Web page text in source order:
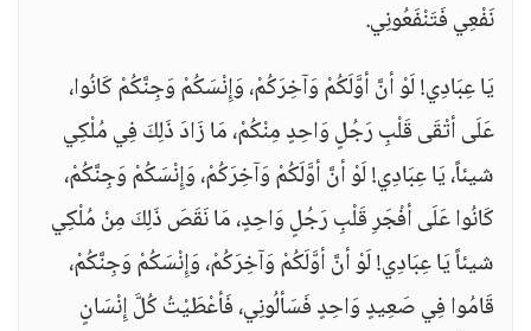
نَفْعِي فَتَنْفَعُونِي.
يَا عِبَادِي! لَوْ أنَّ أوَّلَكُمْ وَآخِرَكُمْ، وَإِنْسَكُمْ وَجِنَّكُمْ كَانُوا،
عَلَى أتْقَى قَلْبِ رَجُلٍ وَاحِدٍ مِنْكُمْ، مَا زَادَ ذَلِكَ فِي مُلْكِي
شيئاً، يَا عِبَادِي! لَوْ أنَّ أوَّلَكُمْ وَآخِرَكُمْ، وَإِنْسَكُمْ وَجِنَّكُمْ،
كَانُوا عَلَى أفْجَرِ قَلْبِ رَجُلٍ وَاحِدٍ، مَا نَقَصَ ذَلِكَ مِنْ مُلْكِي
شيئاً يَا عِبَادِي! لَوْ أنَّ أوَّلَكُمْ وَآخِرَكُمْ، وَإِنْسَكُمْ وَجِنَّكُمْ،
قَامُوا فِي صَعِيدٍ وَاحِدٍ فَسَألُونِي، فَأعْطَيْتُ كُلَّ إِنْسَانٍ